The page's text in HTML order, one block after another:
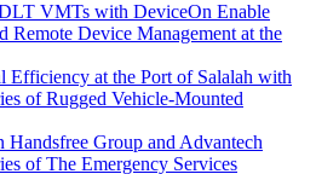
VMTs with DeviceOn Enable
Remote Device Management at the
Efficiency at the Port of Salalah with
of Rugged Vehicle-Mounted
Handsfree Group and Advantech
of The Emergency Services